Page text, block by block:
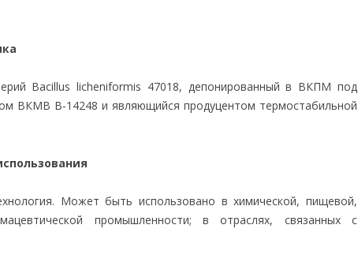
Bacillus licheniformis 47018, депонированный в ВКПМ под
ВКМВ В-14248 и являющийся продуцентом термостабильной
Может быть использовано в химической, пищевой,
промышленности; в отраслях, связанных с